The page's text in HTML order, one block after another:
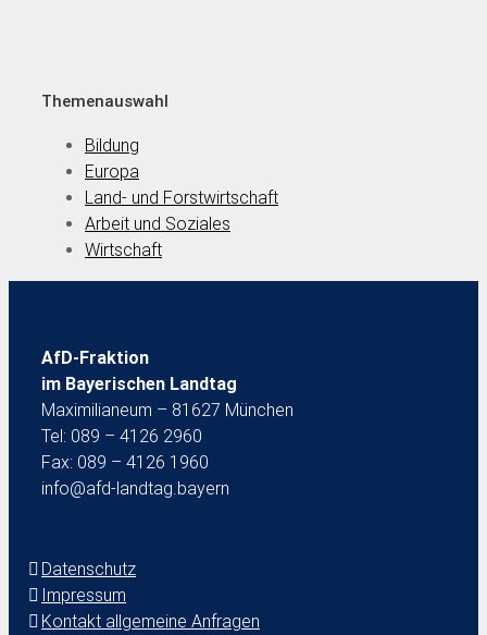
Themenauswahl
Bildung
Europa
Land- und Forstwirtschaft
Arbeit und Soziales
Wirtschaft
AfD-Fraktion
im Bayerischen Landtag
Maximilianeum – 81627 München
Tel: 089 – 4126 2960
Fax: 089 – 4126 1960
info@afd-landtag.bayern
Datenschutz
Impressum
Kontakt allgemeine Anfragen